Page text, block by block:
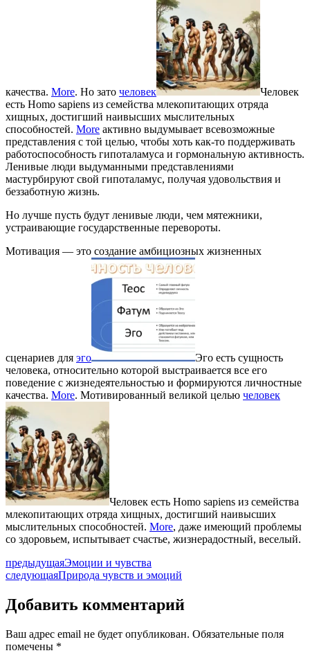
качества. More. Но зато человек
Человек
есть Homo sapiens из семейства млекопитающих отряда
хищных, достигший наивысших мыслительных
способностей. More активно выдумывает всевозможные
представления с той целью, чтобы хоть как-то поддерживать
работоспособность гипоталамуса и гормональную активность.
Ленивые люди выдуманными представлениями
мастурбируют свой гипоталамус, получая удовольствия и
беззаботную жизнь.
Но лучше пусть будут ленивые люди, чем мятежники,
устраивающие государственные перевороты.
Мотивация — это создание амбициозных жизненных
сценариев для эго
Эго есть сущность
человека, относительно которой выстраивается все его
поведение с жизнедеятельностью и формируются личностные
качества. More. Мотивированный великой целью человек
Человек есть Homo sapiens из семейства
млекопитающих отряда хищных, достигший наивысших
мыслительных способностей. More, даже имеющий проблемы
со здоровьем, испытывает счастье, жизнерадостный, веселый.
предыдущаяЭмоции и чувства
следующаяПрирода чувств и эмоций
Добавить комментарий
Ваш адрес email не будет опубликован. Обязательные поля
помечены *